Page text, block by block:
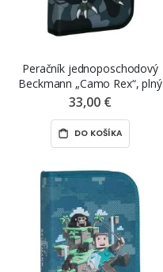
Peračník jednoposchodový
Beckmann „Camo Rex“, plný
33,00 €
DO KOŠÍKA